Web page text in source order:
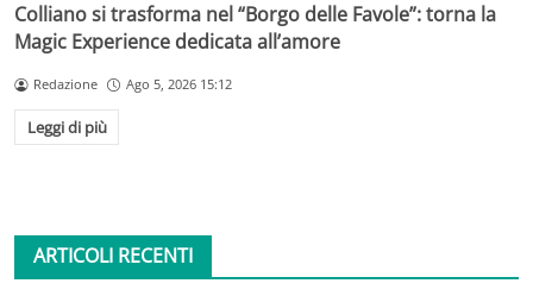
Colliano si trasforma nel “Borgo delle Favole”: torna la
Magic Experience dedicata all’amore
Redazione Ago 5, 2026 15:12
Leggi di più
ARTICOLI RECENTI